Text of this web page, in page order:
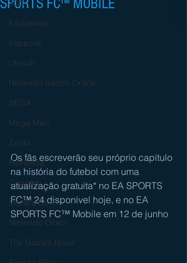
3DS
Exclusivos
Especial
Ubisoft
Nintendo Switch Online
SEGA
Mega Man
Zelda
Bethesda
Capcom
Square Enix
Nintendo Direct
The Games Brasil
SPORTS FC™ MOBILE
Os fãs escreverão seu próprio capítulo
na história do futebol com uma
atualização gratuita* no EA SPORTS
FC™ 24 disponível hoje, e no EA
SPORTS FC™ Mobile em 12 de junho